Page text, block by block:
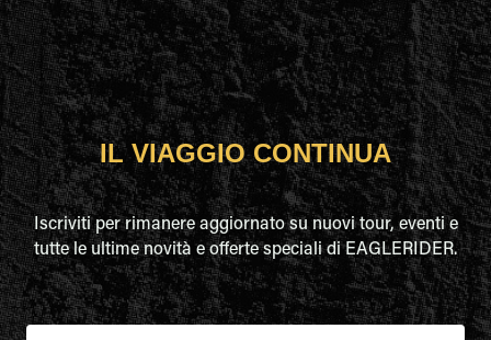
IL VIAGGIO CONTINUA
Iscriviti per rimanere aggiornato su nuovi tour, eventi e
tutte le ultime novità e offerte speciali di EAGLERIDER.